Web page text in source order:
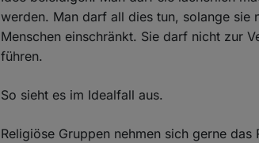
werden. Man darf all dies tun, solange sie
Menschen einschränkt. Sie darf nicht zur
führen.
So sieht es im Idealfall aus.
Religiöse Gruppen nehmen sich gerne